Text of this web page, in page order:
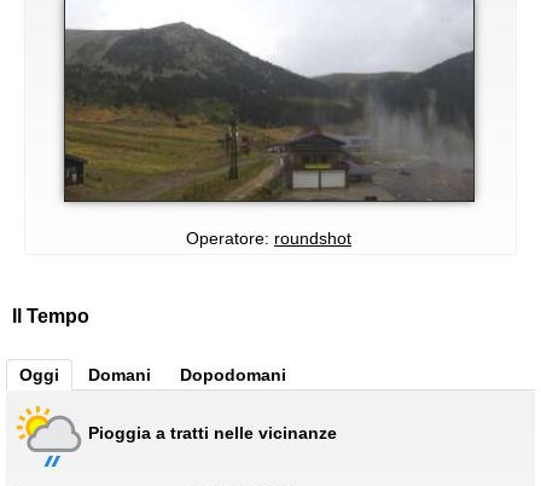
Operatore: roundshot
Il Tempo
Oggi Domani Dopodomani
Pioggia a tratti nelle vicinanze